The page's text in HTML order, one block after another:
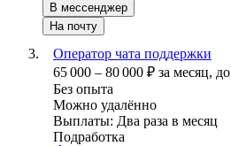
В мессенджер
На почту
Оператор чата поддержки
65 000 – 80 000 ₽ за месяц,
Без опыта
Можно удалённо
Выплаты: Два раза в месяц
Подработка